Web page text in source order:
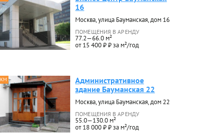
16
Москва, улица Бауманская, дом 16
ПОМЕЩЕНИЯ В АРЕНДУ
77.2—66.0 м²
от 15 400 ₽ ₽ за м²/год
Административное
здание Бауманская 22
Москва, улица Бауманская, дом 22
ПОМЕЩЕНИЯ В АРЕНДУ
55.0—130.0 м²
от 18 000 ₽ ₽ за м²/год